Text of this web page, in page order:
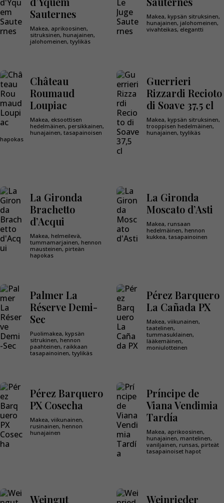
Sauternes
Makea, aprikoosinen,
sitruksinen, hunajainen,
jalohomeinen, tyylikäs
Makea, kypsän sitruksinen,
hunajainen, jalohomeinen,
vivahteikas, elegantti
Château
Roumaud
Loupiac
Makea, eksoottisen
hedelmäinen, persikkainen,
hunajainen, tasapainoisen
hapokas
Guerrieri
Rizzardi Recioto
di Soave 37,5 cl
Makea, kypsän sitruksinen,
trooppisen hedelmäinen,
hunajainen, tyylikäs
La Gironda
Brachetto
d’Acqui
Makea, helmeilevä,
tummamarjainen, hennon
mausteinen, pirteän
hapokas
La Gironda
Moscato d’Asti
Makea, runsaan
hedelmäinen, hennon
kukkea, tasapainoinen
Palmer La
Réserve Demi-
Sec
Puolimakea, kypsän
sitrukinen, hennon
paahteinen, raikkaan
tasapainoinen, tyylikäs
Pérez Barquero
La Cañada PX
Makea, viikunainen,
taatelinen,
tummasuklainen,
lääkemäinen,
moniulotteinen
Pérez Barquero
PX Cosecha
Makea, viikunainen,
rusinainen, hennon
hunajainen
Príncipe de
Viana Vendimia
Tardía
Makea, aprikoosinen,
hunajainen, mantelinen,
vaniljainen, runsas, pirteät
tasapainoiset hapot
Weingut
Weinrieder